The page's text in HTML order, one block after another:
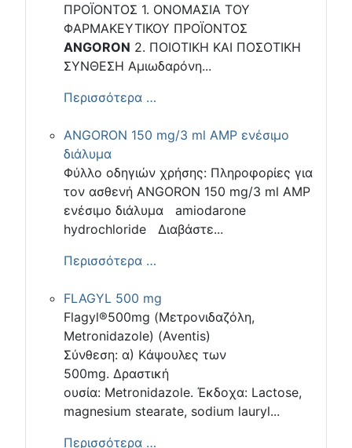
ΠΡΟΪΟΝΤΟΣ 1. ΟΝΟΜΑΣΙΑ ΤΟΥ
ΦΑΡΜΑΚΕΥΤΙΚΟΥ ΠΡΟΪΟΝΤΟΣ
ANGORON 2. ΠΟΙΟΤΙΚΗ ΚΑΙ ΠΟΣΟΤΙΚΗ
ΣΥΝΘΕΣΗ Αμιωδαρόνη...
Περισσότερα …
ANGORON 150 mg/3 ml AMP ενέσιμο
διάλυμα
Φύλλο οδηγιών χρήσης: Πληροφορίες για
τον ασθενή ANGORON 150 mg/3 ml AMP
ενέσιμο διάλυμα amiodarone
hydrochloride Διαβάστε...
Περισσότερα …
FLAGYL 500 mg
Flagyl®500mg (Μετρονιδαζόλη,
Μetronidazole) (Aventis)
Σύνθεση: α) Kάψουλες των
500mg. Δραστική
ουσία: Μetronidazole. Έκδοχα: Lactose,
magnesium stearate, sodium lauryl...
Περισσότερα …